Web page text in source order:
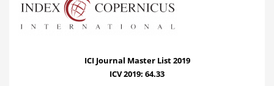
ICI Journal Master List 2019
ICV 2019: 64.33